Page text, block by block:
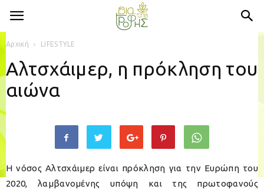
Αρχική LIFESTYLE
Αλτσχάιμερ, η πρόκληση του
αιώνα
Η νόσος Αλτσχάιμερ είναι πρόκληση για την Ευρώπη του
2020, λαμβανομένης υπόψη και της πρωτοφανούς